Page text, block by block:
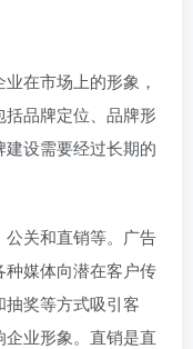
在市场上的形象，
品牌定位、品牌形
设需要经过长期的
关和直销等。广告
媒体向潜在客户传
奖等方式吸引客
业形象。直销是直